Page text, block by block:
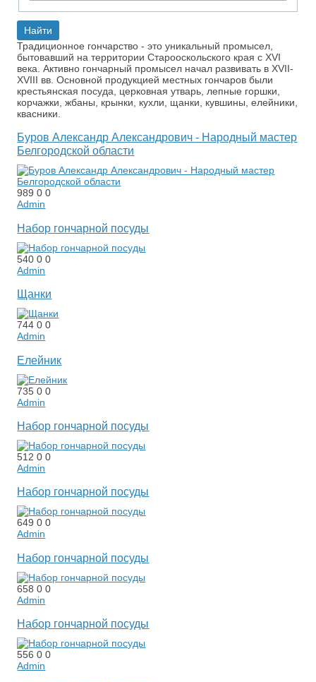
Традиционное гончарство - это уникальный промысел,
бытовавший на территории Старооскольского края с XVI
века. Активно гончарный промысел начал развивать в XVII-
XVIII вв. Основной продукцией местных гончаров были
крестьянская посуда, церковная утварь, лепные горшки,
корчажки, жбаны, крынки, кухли, щанки, кувшины, елейники,
квасники.
Буров Александр Александрович - Народный мастер
Белгородской области
98900
Admin
Набор гончарной посуды
54000
Admin
Щанки
74400
Admin
Елейник
73500
Admin
Набор гончарной посуды
51200
Admin
Набор гончарной посуды
64900
Admin
Набор гончарной посуды
65800
Admin
Набор гончарной посуды
55600
Admin